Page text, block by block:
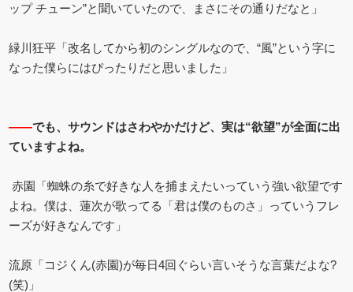
ップ チューン”と聞いていたので、まさにその通りだなと」
緑川狂平「改名してから初のシングルなので、“風”という字に
なった僕らにはぴったりだと思いました」
――でも、サウンドはさわやかだけど、実は“欲望”が全面に出
ていますよね。
赤園「蜘蛛の糸で好きな人を捕まえたいっていう強い欲望です
よね。僕は、蓮次が歌ってる「君は僕のものさ」っていうフレ
ーズが好きなんです」
流原「コジくん(赤園)が毎日4回ぐらい言いそうな言葉だよな?
(笑)」